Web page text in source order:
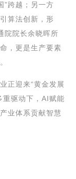
”跨越；另一方
算法创新，形
院院长余晓晖所
，更是生产要素
正迎来“黄金发展
重驱动下，AI赋能
业体系贡献智慧